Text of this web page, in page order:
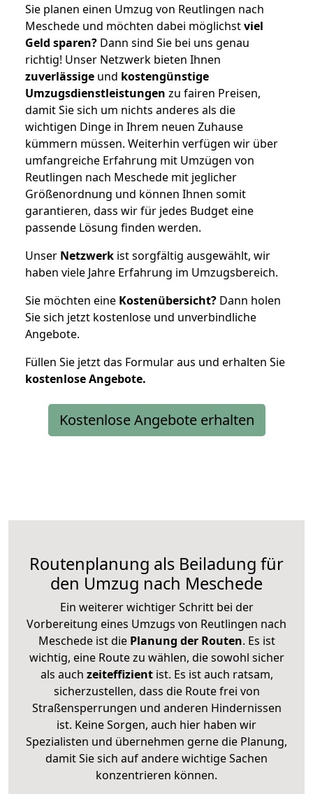
Sie planen einen Umzug von Reutlingen nach
Meschede und möchten dabei möglichstviel
Geld sparen? Dann sind Sie bei uns genau
richtig! Unser Netzwerk bieten Ihnen
zuverlässige und kostengünstige
Umzugsdienstleistungen zu fairen Preisen,
damit Sie sich um nichts anderes als die
wichtigen Dinge in Ihrem neuen Zuhause
kümmern müssen. Weiterhin verfügen wir über
umfangreiche Erfahrung mit Umzügen von
Reutlingen nach Meschede mit jeglicher
Größenordnung und können Ihnen somit
garantieren, dass wir für jedes Budget eine
passende Lösung finden werden.
Unser Netzwerk ist sorgfältig ausgewählt, wir
haben viele Jahre Erfahrung im Umzugsbereich.
Sie möchten eine Kostenübersicht? Dann holen
Sie sich jetzt kostenlose und unverbindliche
Angebote.
Füllen Sie jetzt das Formular aus und erhalten Sie
kostenloseAngebote.
Kostenlose Angebote erhalten
Routenplanung als Beiladung für
den Umzug nach Meschede
Ein weiterer wichtiger Schritt bei der
Vorbereitung eines Umzugs von Reutlingen nach
Meschede ist diePlanung der Routen. Es ist
wichtig, eine Route zu wählen, die sowohl sicher
als auch zeiteffizientist. Es ist auch ratsam,
sicherzustellen, dass die Route frei von
Straßensperrungen und anderen Hindernissen
ist. Keine Sorgen, auch hier haben wir
Spezialisten und übernehmen gerne die Planung,
damit Sie sich auf andere wichtige Sachen
konzentrieren können.